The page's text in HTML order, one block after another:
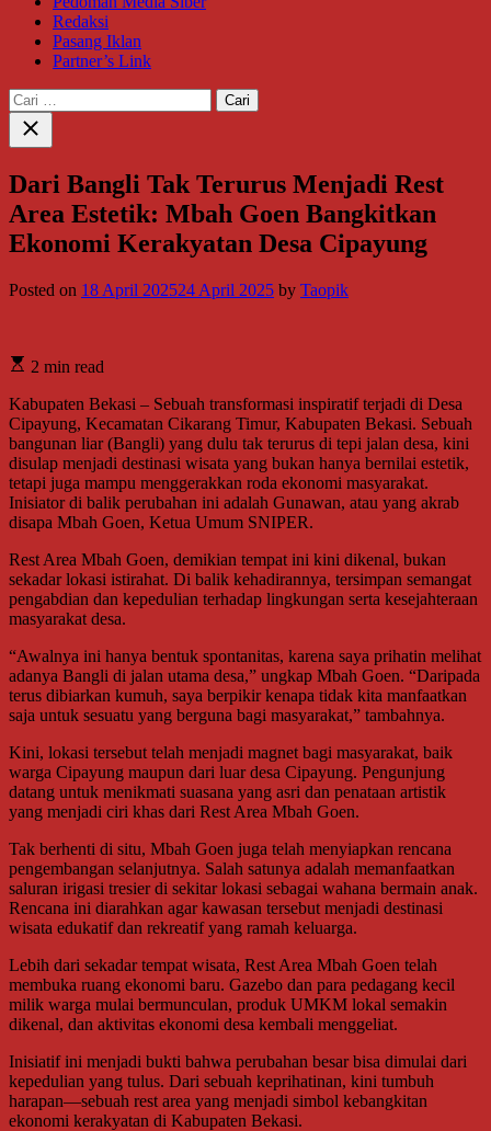
Redaksi
Pasang Iklan
Partner’s Link
Cari
untuk:
Close
search
Dari Bangli Tak Terurus Menjadi Rest
Area Estetik: Mbah Goen Bangkitkan
Ekonomi Kerakyatan Desa Cipayung
Posted on 18 April 202524 April 2025 by Taopik
2 min read
Kabupaten Bekasi – Sebuah transformasi inspiratif terjadi di Desa
Cipayung, Kecamatan Cikarang Timur, Kabupaten Bekasi. Sebuah
bangunan liar (Bangli) yang dulu tak terurus di tepi jalan desa, kini
disulap menjadi destinasi wisata yang bukan hanya bernilai estetik,
tetapi juga mampu menggerakkan roda ekonomi masyarakat.
Inisiator di balik perubahan ini adalah Gunawan, atau yang akrab
disapa Mbah Goen, Ketua Umum SNIPER.
Rest Area Mbah Goen, demikian tempat ini kini dikenal, bukan
sekadar lokasi istirahat. Di balik kehadirannya, tersimpan semangat
pengabdian dan kepedulian terhadap lingkungan serta kesejahteraan
masyarakat desa.
“Awalnya ini hanya bentuk spontanitas, karena saya prihatin melihat
adanya Bangli di jalan utama desa,” ungkap Mbah Goen. “Daripada
terus dibiarkan kumuh, saya berpikir kenapa tidak kita manfaatkan
saja untuk sesuatu yang berguna bagi masyarakat,” tambahnya.
Kini, lokasi tersebut telah menjadi magnet bagi masyarakat, baik
warga Cipayung maupun dari luar desa Cipayung. Pengunjung
datang untuk menikmati suasana yang asri dan penataan artistik
yang menjadi ciri khas dari Rest Area Mbah Goen.
Tak berhenti di situ, Mbah Goen juga telah menyiapkan rencana
pengembangan selanjutnya. Salah satunya adalah memanfaatkan
saluran irigasi tresier di sekitar lokasi sebagai wahana bermain anak.
Rencana ini diarahkan agar kawasan tersebut menjadi destinasi
wisata edukatif dan rekreatif yang ramah keluarga.
Lebih dari sekadar tempat wisata, Rest Area Mbah Goen telah
membuka ruang ekonomi baru. Gazebo dan para pedagang kecil
milik warga mulai bermunculan, produk UMKM lokal semakin
dikenal, dan aktivitas ekonomi desa kembali menggeliat.
Inisiatif ini menjadi bukti bahwa perubahan besar bisa dimulai dari
kepedulian yang tulus. Dari sebuah keprihatinan, kini tumbuh
harapan—sebuah rest area yang menjadi simbol kebangkitan
ekonomi kerakyatan di Kabupaten Bekasi.